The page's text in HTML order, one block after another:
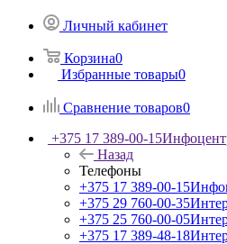
Личный кабинет
Корзина0
Избранные товары0
Сравнение товаров0
+375 17 389-00-15
Назад
Телефоны
+375 17 389-00-15
+375 29 760-00-35
+375 25 760-00-05
+375 17 389-48-18